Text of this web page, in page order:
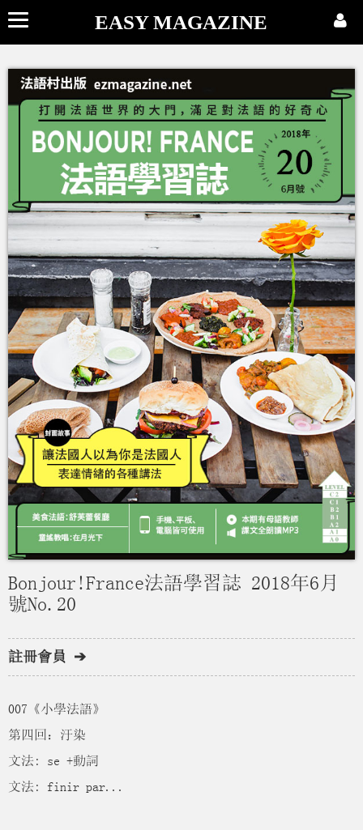
EASY MAGAZINE
Bonjour!France法語學習誌 2018年6月
號No.20
註冊會員 ➔
007《小學法語》
第四回：汙染
文法: se +動詞
文法: finir par...